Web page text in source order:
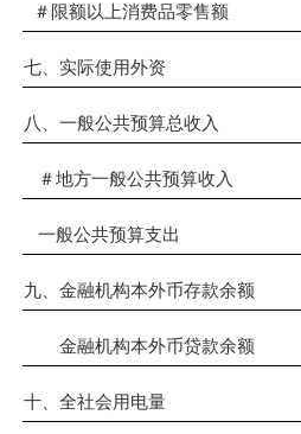
＃ 限额以上消费品零售额
七、实际使用外资
八、一般公共预算总收入
＃地方一般公共预算收入
一般公共预算支出
九、金融机构本外币存款余额
金融机构本外币贷款余额
十、全社会用电量